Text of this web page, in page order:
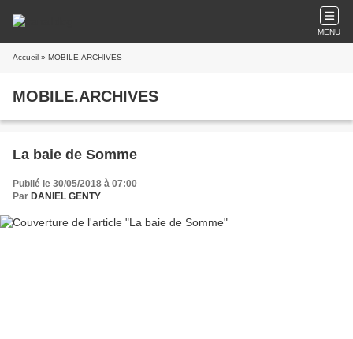
MENU
Accueil » MOBILE.ARCHIVES
MOBILE.ARCHIVES
La baie de Somme
Publié le 30/05/2018 à 07:00
Par DANIEL GENTY